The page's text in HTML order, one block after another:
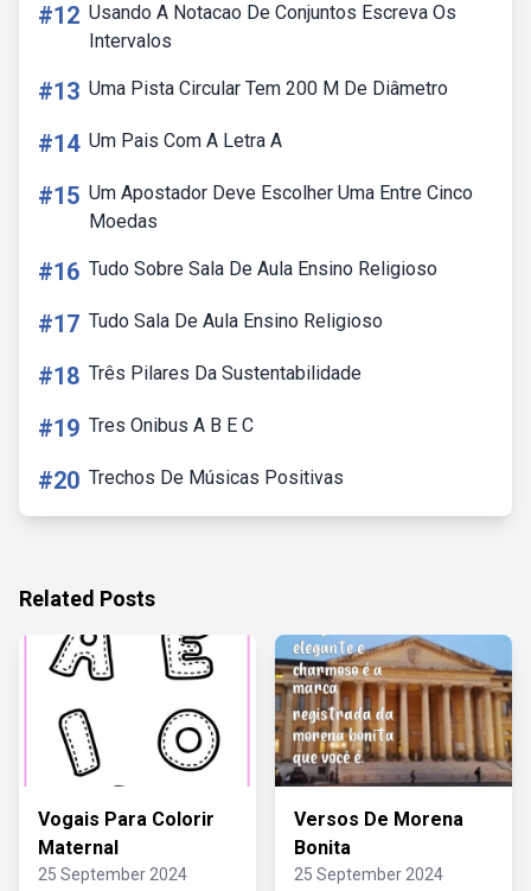
#12 Usando A Notacao De Conjuntos Escreva Os
Intervalos
#13 Uma Pista Circular Tem 200 M De Diâmetro
#14 Um Pais Com A Letra A
#15 Um Apostador Deve Escolher Uma Entre Cinco
Moedas
#16 Tudo Sobre Sala De Aula Ensino Religioso
#17 Tudo Sala De Aula Ensino Religioso
#18 Três Pilares Da Sustentabilidade
#19 Tres Onibus A B E C
#20 Trechos De Músicas Positivas
Related Posts
Vogais Para Colorir
Maternal
25 September 2024
Versos De Morena
Bonita
25 September 2024